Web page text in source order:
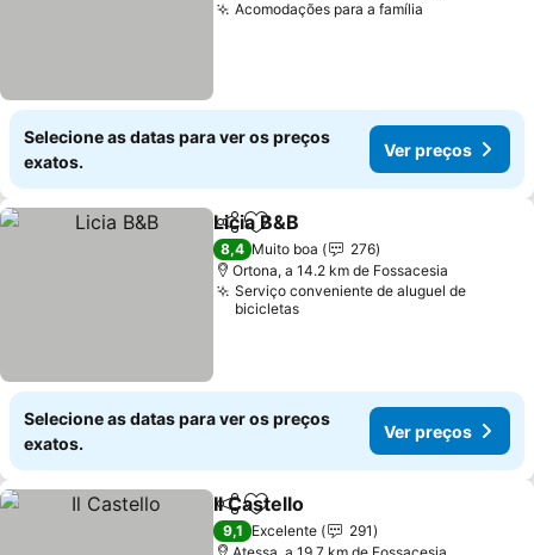
Acomodações para a família
Selecione as datas para ver os preços
exatos.
Ver preços
PartilharAdicionar aos favoritos
Licia B&B
8,4 Muito boa
276
Ortona, a 14.2 km de Fossacesia
Serviço conveniente de aluguel de
bicicletas
Selecione as datas para ver os preços
exatos.
Ver preços
PartilharAdicionar aos favoritos
Il Castello
9,1 Excelente
291